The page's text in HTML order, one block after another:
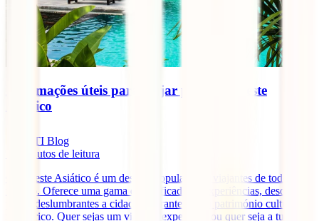
Informações úteis para viajar para o Sudeste
Asiático
IATI Blog
minutos de leitura
O Sudeste Asiático é um destino popular para viajantes de todo o
mundo. Oferece uma gama diversificada de experiências, desde
praias deslumbrantes a cidades vibrantes e um património cultural
muito rico. Quer sejas um viajante experiente ou quer seja a tua